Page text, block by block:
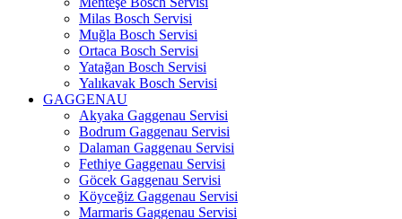
Milas Bosch Servisi
Muğla Bosch Servisi
Ortaca Bosch Servisi
Yatağan Bosch Servisi
Yalıkavak Bosch Servisi
GAGGENAU
Akyaka Gaggenau Servisi
Bodrum Gaggenau Servisi
Dalaman Gaggenau Servisi
Fethiye Gaggenau Servisi
Göcek Gaggenau Servisi
Köyceğiz Gaggenau Servisi
Marmaris Gaggenau Servisi